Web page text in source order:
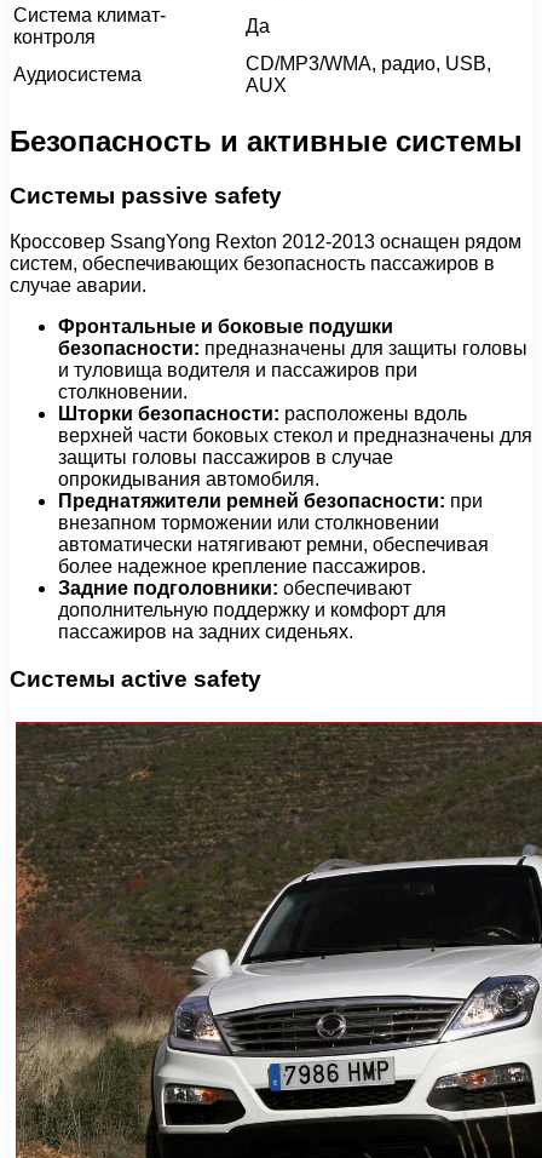
Система климат-
контроля
Да
Аудиосистема
CD/MP3/WMA, радио, USB,
AUX
Безопасность и активные системы
Системы passivе safety
Кроссовер SsangYong Rexton 2012-2013 оснащен рядом
систем, обеспечивающих безопасность пассажиров в
случае аварии.
Фронтальные и боковые подушки
безопасности: предназначены для защиты головы
и туловища водителя и пассажиров при
столкновении.
Шторки безопасности: расположены вдоль
верхней части боковых стекол и предназначены для
защиты головы пассажиров в случае
опрокидывания автомобиля.
Преднатяжители ремней безопасности: при
внезапном торможении или столкновении
автоматически натягивают ремни, обеспечивая
более надежное крепление пассажиров.
Задние подголовники: обеспечивают
дополнительную поддержку и комфорт для
пассажиров на задних сиденьях.
Системы active safety